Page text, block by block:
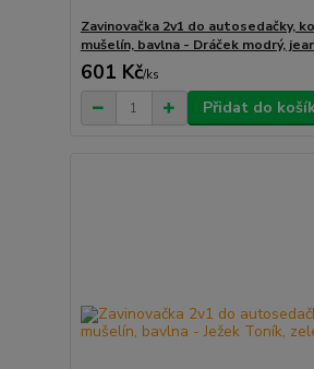
Zavinovačka 2v1 do autosedačky,
mušelín, bavlna - Dráček modrý,
601 Kč/ks
Přidat do